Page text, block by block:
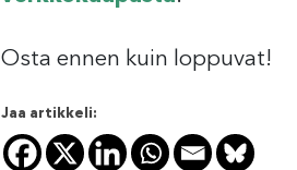
Osta ennen kuin loppuvat!
Jaa artikkeli: